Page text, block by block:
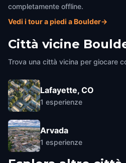
completamente offline.
Vedi i tour a piedi a Boulder→
Città vicine
Trova una città vicina per giocare
Lafayette, CO
1 esperienze
Arvada
1 esperienze